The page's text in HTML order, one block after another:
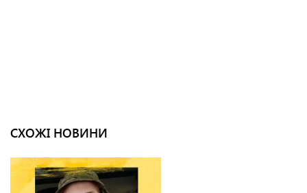
СХОЖІ НОВИНИ